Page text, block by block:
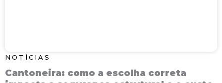
NOTÍCIAS
Cantoneira: como a escolha correta